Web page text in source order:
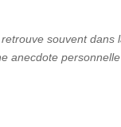
souvent